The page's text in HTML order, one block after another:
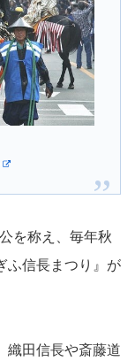
公を称え、毎年秋
ふ信長まつり』が
織田信長や斎藤道